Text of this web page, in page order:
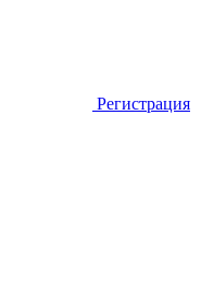
Регистрация